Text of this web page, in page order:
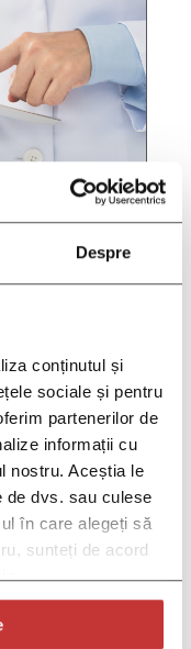
Despre
conținutul și
sociale și pentru
partenerilor de
informații cu
nostru. Aceștia le
de dvs. sau culese
în care alegeți să
sunteți de acord